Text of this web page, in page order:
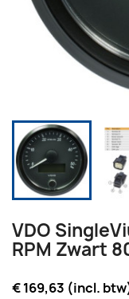
VDO
RPM Zwart
€ 169,63 (incl.